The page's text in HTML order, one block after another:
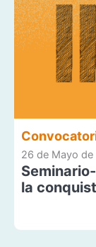
26 de Mayo
la